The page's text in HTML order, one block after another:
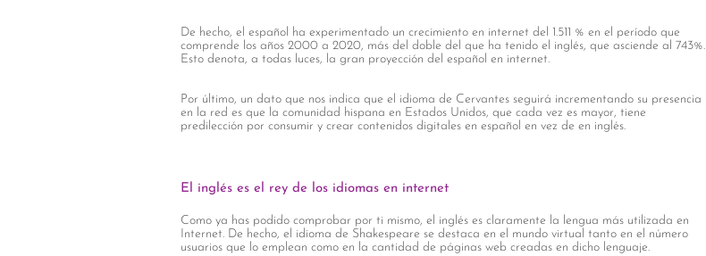
De hecho, el español ha experimentado un crecimiento en internet del 1.511 % en el período que
comprende los años 2000 a 2020, más del doble del que ha tenido el inglés, que asciende al 743%.
Esto denota, a todas luces, la gran proyección del español en internet.
Por último, un dato que nos indica que el idioma de Cervantes seguirá incrementando su presencia
en la red es que la comunidad hispana en Estados Unidos, que cada vez es mayor, tiene
predilección por consumir y crear contenidos digitales en español en vez de en inglés.
El inglés es el rey de los idiomas en internet
Como ya has podido comprobar por ti mismo, el inglés es claramente la lengua más utilizada en
Internet. De hecho, el idioma de Shakespeare se destaca en el mundo virtual tanto en el número
usuarios que lo emplean como en la cantidad de páginas web creadas en dicho lenguaje.